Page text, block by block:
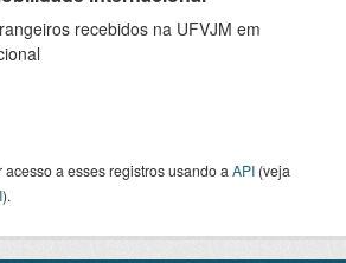
recebidos na UFVJM em
acesso a esses registros usando a API (veja
).